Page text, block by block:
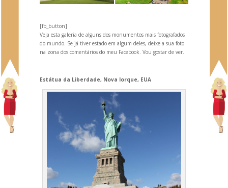
[fb_button]
Veja esta galeria de alguns dos monumentos mais fotografados
do mundo. Se já tiver estado em algum deles, deixe a sua foto
na zona dos comentários do meu Facebook. Vou gostar de ver.
Estátua da Liberdade, Nova Iorque, EUA